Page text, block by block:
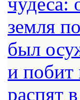
земля
был
и побит
распят